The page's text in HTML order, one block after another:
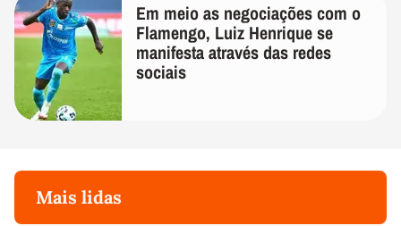
Em meio as negociações com o
Flamengo, Luiz Henrique se
manifesta através das redes
sociais
Mais lidas